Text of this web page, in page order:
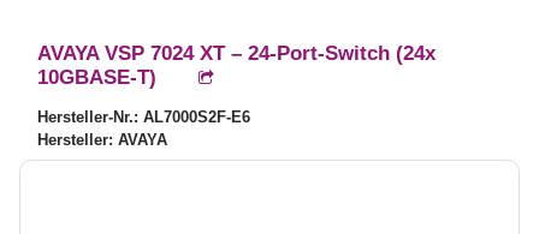
AVAYA VSP 7024 XT – 24-Port-Switch (24x
10GBASE-T)
Hersteller-Nr.: AL7000S2F-E6
Hersteller: AVAYA